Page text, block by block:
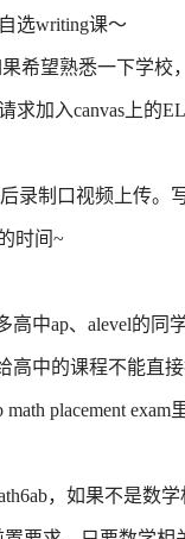
选writing课～
希望熟悉一下学校
求加入canvas上的
录制口视频上传。
时间~
中ap、alevel的同
高中的课程不能直
placement exam
，如果不是数